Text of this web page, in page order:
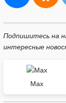
Подпишитесь на
интересные
Max